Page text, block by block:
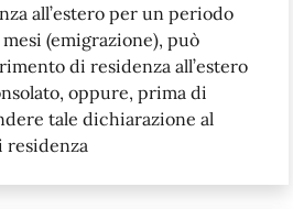
all’estero per un periodo
(emigrazione), può
di residenza all’estero
oppure, prima di
tale dichiarazione al
residenza